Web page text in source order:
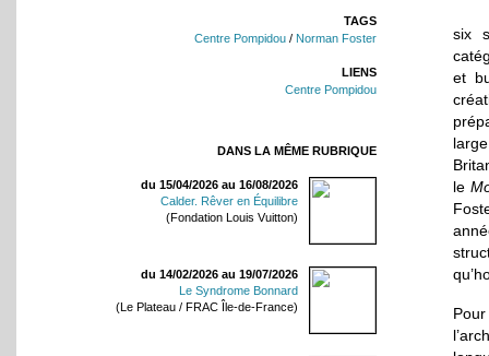
TAGS
Centre Pompidou / Norman Foster
LIENS
Centre Pompidou
DANS LA MÊME RUBRIQUE
du 15/04/2026 au 16/08/2026
Calder. Rêver en Équilibre
(Fondation Louis Vuitton)
du 14/02/2026 au 19/07/2026
Le Syndrome Bonnard
(Le Plateau / FRAC Île-de-France)
six
et
le